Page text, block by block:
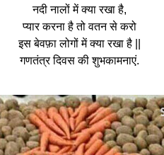
नदी नालों में क्या रखा है,
प्यार करना है तो वतन से करो
इस बेवफ़ा लोगों में क्या रखा है ||
गणतंत्र दिवस की शुभकामनाएं.